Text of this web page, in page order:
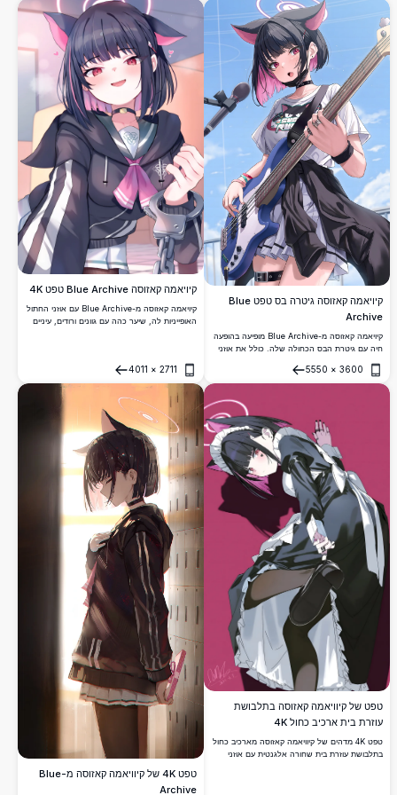
קיויאמה קאזוסה גיטרה בס טפט Blue
Archive
קיויאמה קאזוסה מ-Blue Archive מופיעה בהופעה
חיה עם גיטרת הבס הכחולה שלה. כולל את אוזני
וחולצת Sugar Rush תחת שמיים פתוחים. יצירת
אנימה באיכות 4K ברזולוציה גבוהה.
3600
×
5550
פתח
קיויאמה קאזוסה Blue Archive טפט 4K
קיויאמה קאזוסה מ-Blue Archive עם אוזני החתול
האופייניות לה, שיער כהה עם גוונים ורודים, עיניים
2711
×
4011
פתח
טפט של קיוויאמה קאזוסה בתלבושת
עוזרת בית ארכיב כחול 4K
טפט 4K מדהים של קיוויאמה קאזוסה מארכיב כחול
בתלבושת עוזרת בית שחורה אלגנטית עם אוזני
טפט 4K של קיוויאמה קאזוסה מ-Blue
Archive